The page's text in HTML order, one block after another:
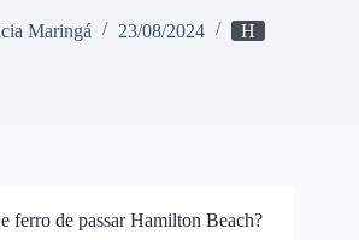
Maringá 23/08/2024 H
ferro de passar Hamilton Beach?